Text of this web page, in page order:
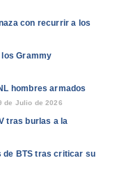
con recurrir a los
los Grammy
hombres armados
de Julio de 2026
tras burlas a la
de BTS tras criticar su